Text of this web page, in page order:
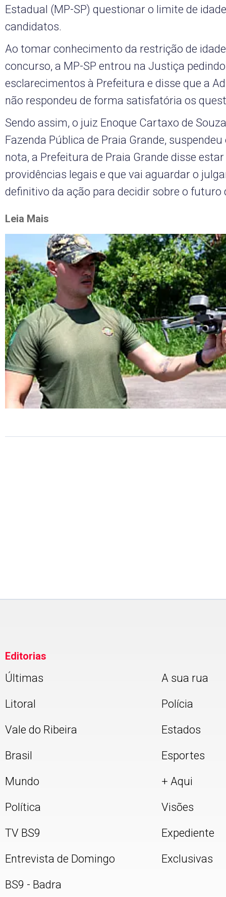
Estadual (MP-SP) questionar o limite de
candidatos.
Ao tomar conhecimento da restrição de
concurso, a MP-SP entrou na Justiça pedindo
esclarecimentos à Prefeitura e disse que a
não respondeu de forma satisfatória os
Sendo assim, o juiz Enoque Cartaxo de
Fazenda Pública de Praia Grande,
nota, a Prefeitura de Praia Grande disse
providências legais e que vai aguardar o
definitivo da ação para decidir sobre o futuro
Leia Mais
Editorias
Últimas
Litoral
Vale do Ribeira
Brasil
Mundo
Política
TV BS9
Entrevista de Domingo
BS9 - Badra
A sua rua
Polícia
Estados
Esportes
+ Aqui
Visões
Expediente
Exclusivas